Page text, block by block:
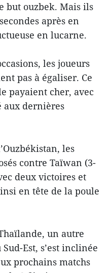
but ouzbek. Mais ils
après en
en lucarne.
les joueurs
pas à égaliser. Ce
payaient cher, avec
aux dernières
les
contre Taïwan (3-
deux victoires et
en tête de la poule
un autre
Est, s’est inclinée
prochains matchs